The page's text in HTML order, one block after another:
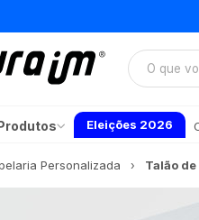
Eleições 2026
Personalizada Talão